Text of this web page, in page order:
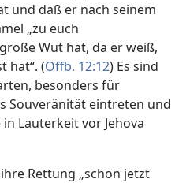
und daß er nach seinem
„zu euch
Wut hat, da er weiß,
hat“. (Offb. 12:12) Es sind
besonders für
Souveränität eintreten und
Lauterkeit vor Jehova
Rettung „schon jetzt